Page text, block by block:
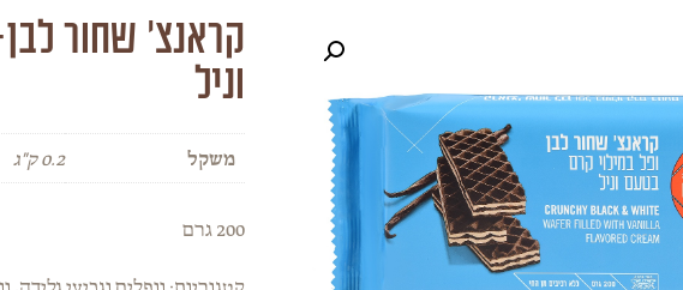
קראנצ' שחור
וניל
משקל 0.2 ק"ג
200 גרם